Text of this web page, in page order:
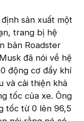
sản xuất một
trang bị hệ
bản Roadster
đã nói về hệ
động cơ đẩy khí
và cải thiện khả
tốc của xe. Ông
tốc từ 0 lên 96,5